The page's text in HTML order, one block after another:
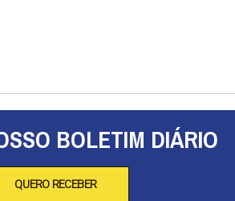
BOLETIM DIÁRIO
QUERO RECEBER